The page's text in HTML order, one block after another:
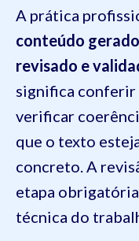
A prática
conteúdo
revisado e
significa
verificar
que o texto
concreto. A
etapa
técnica do